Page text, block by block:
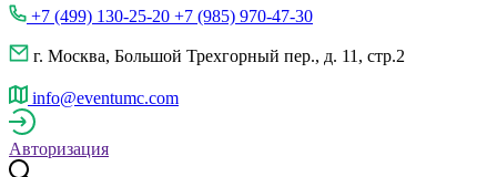
+7 (499) 130-25-20 +7 (985) 970-47-30
г. Москва, Большой Трехгорный пер., д. 11, стр.2
info@eventumc.com
Авторизация